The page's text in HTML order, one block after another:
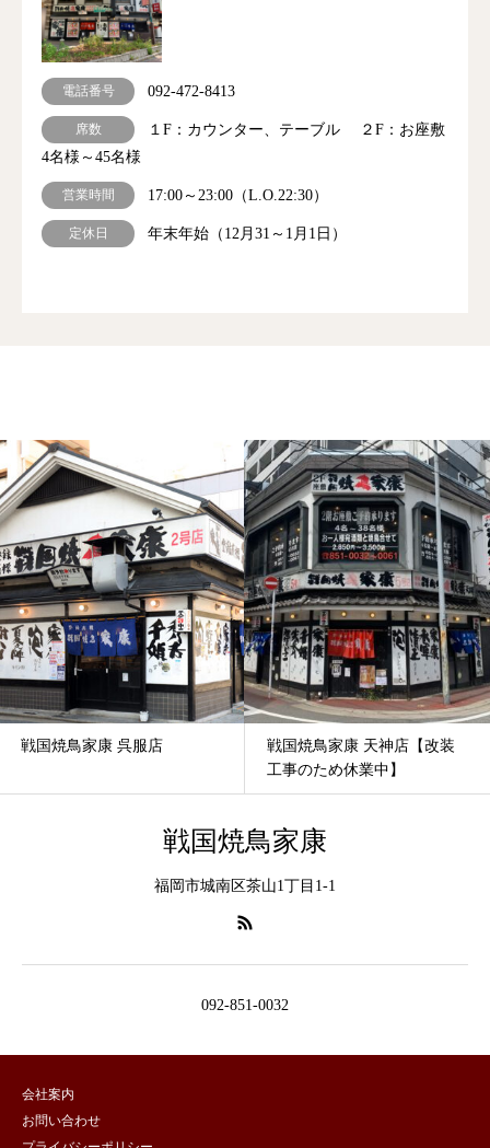
電話番号 092-472-8413
席数
１F：カウンター、テーブル ２F：お座敷
4名様～45名様
営業時間 17:00～23:00（L.O.22:30）
定休日 年末年始（12月31～1月1日）
戦国焼鳥家康 呉服店
戦国焼鳥家康 天神店【改装
工事のため休業中】
戦国焼鳥家康
福岡市城南区茶山1丁目1-1
092-851-0032
会社案内
お問い合わせ